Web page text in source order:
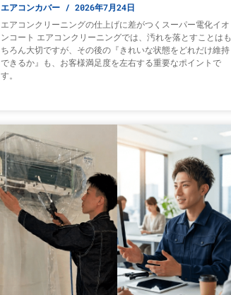
エアコンカバー 2026年7月24日
エアコンクリーニングの仕上げに差がつくスーパー電化イオ
ンコート エアコンクリーニングでは、汚れを落とすことはも
ちろん大切ですが、その後の『きれいな状態をどれだけ維持
できるか』も、お客様満足度を左右する重要なポイントで
す。